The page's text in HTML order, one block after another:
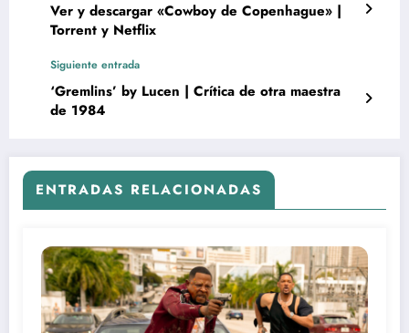
Ver y descargar «Cowboy de Copenhague» |
Torrent y Netflix
Siguiente entrada
‘Gremlins’ by Lucen | Crítica de otra maestra
de 1984
ENTRADAS RELACIONADAS